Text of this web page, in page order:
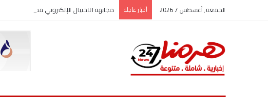
الجمعة, أغسطس 7 2026 أخبار عاجلة مجابهة الاحتيال الإلكتروني مسؤولية مشتركة